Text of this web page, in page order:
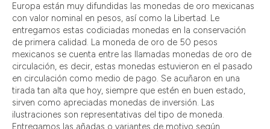
Europa están muy difundidas las monedas de oro mexicanas
con valor nominal en pesos, así como la Libertad. Le
entregamos estas codiciadas monedas en la conservación
de primera calidad. La moneda de oro de 50 pesos
mexicanos se cuenta entre las llamadas monedas de oro de
circulación, es decir, estas monedas estuvieron en el pasado
en circulación como medio de pago. Se acuñaron en una
tirada tan alta que hoy, siempre que estén en buen estado,
sirven como apreciadas monedas de inversión. Las
ilustraciones son representativas del tipo de moneda.
Entregamos las añadas o variantes de motivo según